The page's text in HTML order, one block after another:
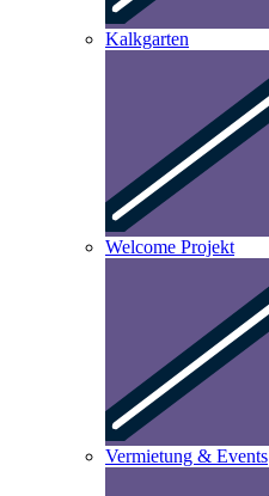
Kalkgarten
Welcome Projekt
Vermietung & Events